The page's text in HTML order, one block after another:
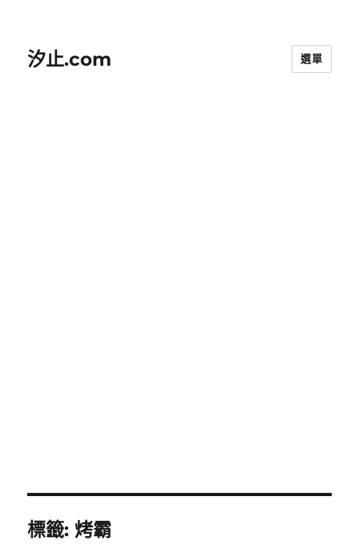
汐止.com 選單
標籤:烤霸